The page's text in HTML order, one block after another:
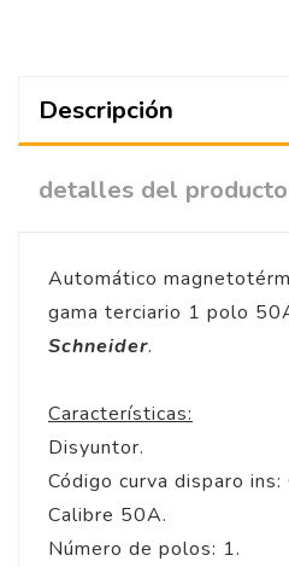
Descripción
detalles del producto
Automático
gama terciario 1 polo
Schneider.
Características:
Disyuntor.
Código curva disparo ins:
Calibre 50A.
Número de polos: 1.